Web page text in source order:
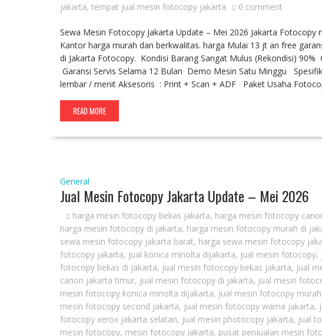
jakarta, tempat jual mesin fotocopy jakarta 0 comment
Sewa Mesin Fotocopy Jakarta Update – Mei 2026 Jakarta
Kantor harga murah dan berkwalitas. harga Mulai 13 jt an free
di Jakarta Fotocopy. Kondisi Barang Sangat Mulus (Rekondisi)
Garansi Servis Selama 12 Bulan Demo Mesin Satu Minggu
lembar / menit Aksesoris : Print + Scan + ADF Paket Usaha
READ MORE
General
Jual Mesin Fotocopy Jakarta Update – Mei 2026
harga mesin fotocopy bekas jakarta, harga mesin fotocopy
harga mesin fotocopy di jakarta, harga mesin fotocopy murah di
sewa mesin fotocopy jakarta barat, harga sewa mesin fotocopy
fotocopy jakarta, jual konica minolta dijakarta, jual mesin fotocopy,
fotocopy bekas di jakarta, jual mesin fotocopy bekas jakarta, jual
canon jakarta timur, jual mesin fotocopy di jakarta, jual mesin
mesin fotocopy konica minolta dijakarta, jual mesin fotocopy
mesin fotocopy second jakarta, jual mesin fotocopy warna jakarta,
fotocopy xerox jakarta selatan, jual mesin photocopy jakarta, jual
mesin fotocopy, mesin fotocopy jakarta, pusat penjualan mesin